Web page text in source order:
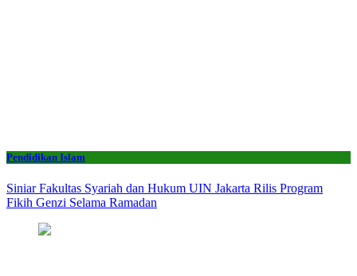
Pendidikan Islam
Siniar Fakultas Syariah dan Hukum UIN Jakarta Rilis Program
Fikih Genzi Selama Ramadan